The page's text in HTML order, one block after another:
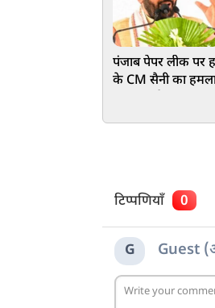
पंजाब पेपर लीक पर
के CM सैनी का
टिप्पणियाँ 0
G Guest